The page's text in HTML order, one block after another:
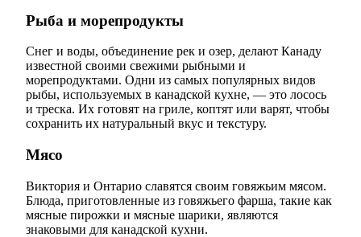
Рыба и морепродукты
Снег и воды, объединение рек и озер, делают Канаду
известной своими свежими рыбными и
морепродуктами. Одни из самых популярных видов
рыбы, используемых в канадской кухне, — это лосось
и треска. Их готовят на гриле, коптят или варят, чтобы
сохранить их натуральный вкус и текстуру.
Мясо
Виктория и Онтарио славятся своим говяжьим мясом.
Блюда, приготовленные из говяжьего фарша, такие как
мясные пирожки и мясные шарики, являются
знаковыми для канадской кухни.